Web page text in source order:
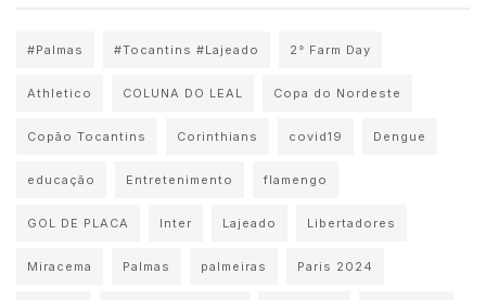
#Palmas #Tocantins #Lajeado 2° Farm Day
Athletico COLUNA DO LEAL Copa do Nordeste
Copão Tocantins Corinthians covid19 Dengue
educação Entretenimento flamengo
GOL DE PLACA Inter Lajeado Libertadores
Miracema Palmas palmeiras Paris 2024